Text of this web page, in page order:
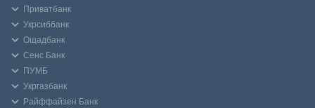
Приватбанк
Укрсиббанк
Ощадбанк
Сенс Банк
ПУМБ
Укргазбанк
Райффайзен Банк